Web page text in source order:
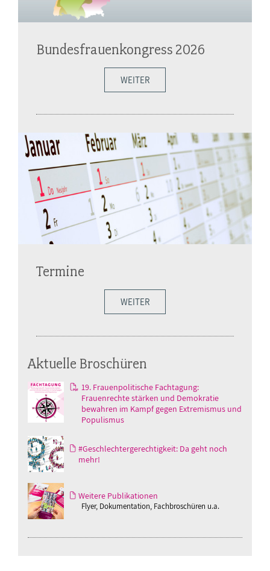
Bundesfrauenkongress 2026
WEITER
Termine
WEITER
Aktuelle Broschüren
19. Frauenpolitische Fachtagung:
Frauenrechte stärken und Demokratie
bewahren im Kampf gegen Extremismus und
Populismus
#Geschlechtergerechtigkeit: Da geht noch
mehr!
Weitere Publikationen
Flyer, Dokumentation, Fachbroschüren u.a.